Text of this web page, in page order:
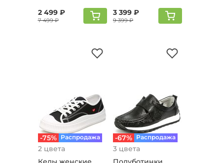
2 499 ₽
7 499 ₽
3 399 ₽
9 399 ₽
-75% Распродажа
2 цвета
-67% Распродажа
3 цвета